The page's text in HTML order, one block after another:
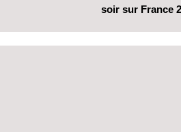
soir sur France 2